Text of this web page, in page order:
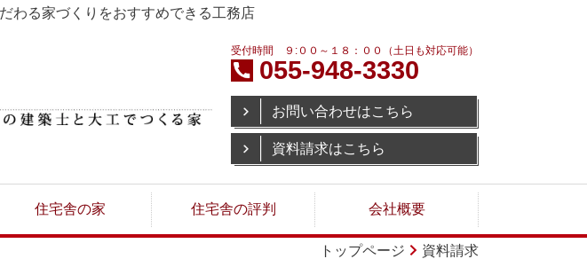
わる家づくりをおすすめできる工務店
受付時間 ９:００～１８：００（土日も対応可能）
055-948-3330
お問い合わせはこちら
資料請求はこちら
住宅舎の家 住宅舎の評判 会社概要
トップページ 資料請求